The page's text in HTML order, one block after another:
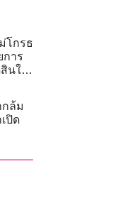
โกรธ
การ
นใจ
กล้ม
ปิด